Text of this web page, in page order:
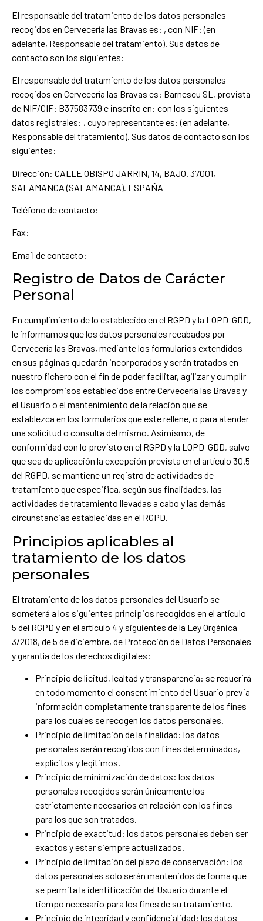
El responsable del tratamiento de los datos personales
recogidos en Cervecería las Bravas es: , con NIF: (en
adelante, Responsable del tratamiento). Sus datos de
contacto son los siguientes:
El responsable del tratamiento de los datos personales
recogidos en Cervecería las Bravas es: Barnescu SL, provista
de NIF/CIF: B37583739 e inscrito en: con los siguientes
datos registrales: , cuyo representante es: (en adelante,
Responsable del tratamiento). Sus datos de contacto son los
siguientes:
Dirección: CALLE OBISPO JARRIN, 14, BAJO. 37001,
SALAMANCA (SALAMANCA). ESPAÑA
Teléfono de contacto:
Fax:
Email de contacto:
Registro de Datos de Carácter
Personal
En cumplimiento de lo establecido en el RGPD y la LOPD-GDD,
le informamos que los datos personales recabados por
Cervecería las Bravas, mediante los formularios extendidos
en sus páginas quedarán incorporados y serán tratados en
nuestro fichero con el fin de poder facilitar, agilizar y cumplir
los compromisos establecidos entre Cervecería las Bravas y
el Usuario o el mantenimiento de la relación que se
establezca en los formularios que este rellene, o para atender
una solicitud o consulta del mismo. Asimismo, de
conformidad con lo previsto en el RGPD y la LOPD-GDD, salvo
que sea de aplicación la excepción prevista en el artículo 30.5
del RGPD, se mantiene un registro de actividades de
tratamiento que especifica, según sus finalidades, las
actividades de tratamiento llevadas a cabo y las demás
circunstancias establecidas en el RGPD.
Principios aplicables al
tratamiento de los datos
personales
El tratamiento de los datos personales del Usuario se
someterá a los siguientes principios recogidos en el artículo
5 del RGPD y en el artículo 4 y siguientes de la Ley Orgánica
3/2018, de 5 de diciembre, de Protección de Datos Personales
y garantía de los derechos digitales:
Principio de licitud, lealtad y transparencia: se requerirá
en todo momento el consentimiento del Usuario previa
información completamente transparente de los fines
para los cuales se recogen los datos personales.
Principio de limitación de la finalidad: los datos
personales serán recogidos con fines determinados,
explícitos y legítimos.
Principio de minimización de datos: los datos
personales recogidos serán únicamente los
estrictamente necesarios en relación con los fines
para los que son tratados.
Principio de exactitud: los datos personales deben ser
exactos y estar siempre actualizados.
Principio de limitación del plazo de conservación: los
datos personales solo serán mantenidos de forma que
se permita la identificación del Usuario durante el
tiempo necesario para los fines de su tratamiento.
Principio de integridad y confidencialidad: los datos